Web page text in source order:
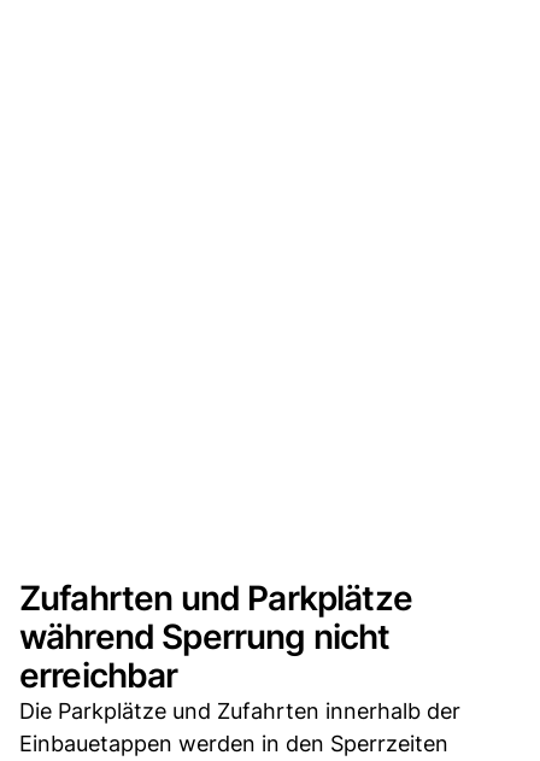
Zufahrten und Parkplätze
während Sperrung nicht
erreichbar
Die Parkplätze und Zufahrten innerhalb der
Einbauetappen werden in den Sperrzeiten